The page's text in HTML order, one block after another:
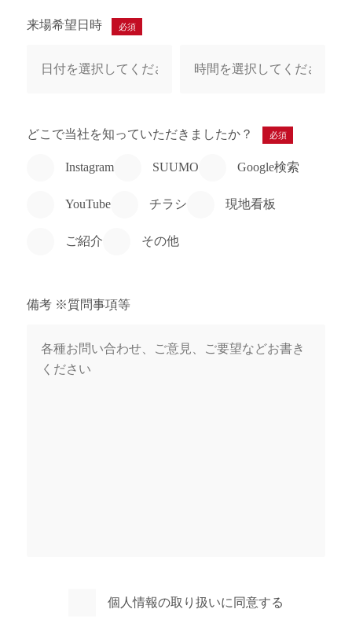
来場希望日時 必須
どこで当社を知っていただきましたか？ 必須
Instagram SUUMO Google検索
YouTube チラシ 現地看板
ご紹介 その他
備考 ※質問事項等
個人情報の取り扱いに同意する